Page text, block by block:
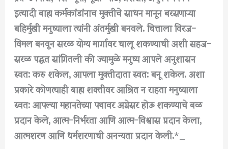
इत्यादी बाह्य कर्मकांडांनाच मुक्तीचे साधन मानून बरसणाऱ्या
बहिर्मुखी मनुष्याला त्यांनी अंतर्मुखी बनवले. चित्ताला विरज-
विमल बनवून सरळ योग्य मार्गावर चालू शकण्याची अशी सहज-
सरळ पद्धत सांगितली की ज्यामुळे मनुष्य आपले अनुशासन
स्वत: करु शकेल, आपला मुक्तीदाता स्वत: बनू शकेल. अशा
प्रकारे कोणत्याही बाह्य शक्तीवर आश्रित न राहता मनुष्याला
स्वत: आपल्या महानतेच्या पथावर अग्रेसर होऊ शकण्याचे बळ
प्रदान केले, आत्म-निर्भरता आणि आत्म-विश्वास प्रदान केला,
आत्मशरण आणि धर्मशरणाची अनन्यता प्रदान केली.*_